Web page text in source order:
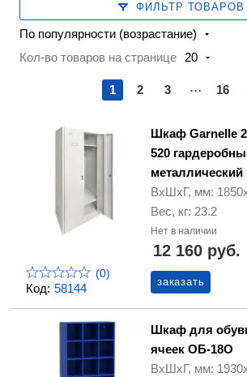
ФИЛЬТР ТОВАРОВ
По популярности (возрастание)
Кол-во товаров на странице
20
1 2 3 ... 16
Код: 58144
(0)
Шкаф Garnelle
520
металлический
ВхШхГ, мм:
Вес, кг: 23.2
Нет в наличии
12 160 руб.
заказать
Шкаф для
ячеек ОБ-18О
ВхШхГ, мм: